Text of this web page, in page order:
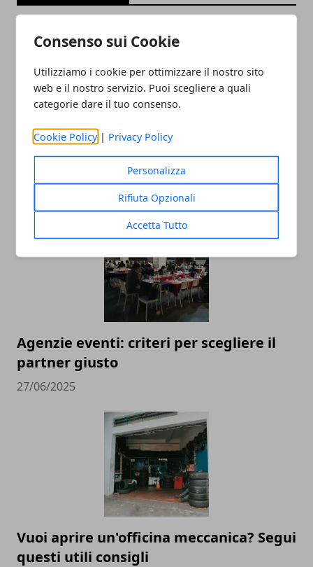
Consenso sui Cookie
Utilizziamo i cookie per ottimizzare il nostro sito
web e il nostro servizio. Puoi scegliere a quali
categorie dare il tuo consenso.
Cookie Policy | Privacy Policy
Personalizza
Rifiuta Opzionali
Accetta Tutto
Come nascono i trend
nell’abbigliamento di lusso
Agenzie eventi: criteri per scegliere il
partner giusto
27/06/2025
Vuoi aprire un'officina meccanica? Segui
questi utili consigli